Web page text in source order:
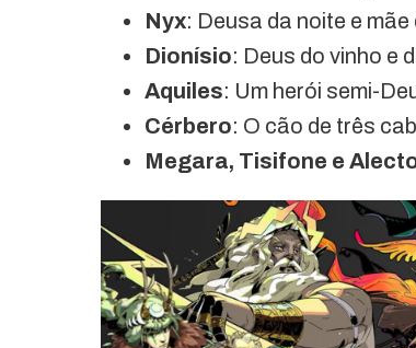
Nyx: Deusa da noite e
Dionísio: Deus do vinho e
Aquiles: Um herói semi-
Cérbero: O cão de três
Megara, Tisifone e